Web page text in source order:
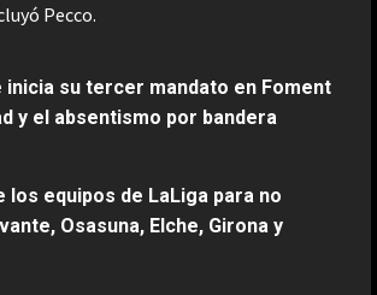
Pecco.
inicia su tercer mandato en Foment
y el absentismo por bandera
los equipos de LaLiga para no
Osasuna, Elche, Girona y